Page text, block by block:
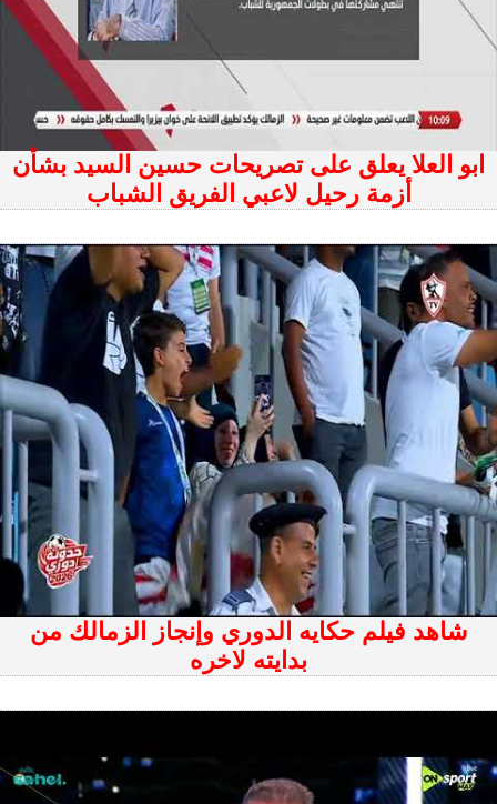
ابو العلا يعلق على تصريحات حسين السيد بشأن
أزمة رحيل لاعبي الفريق الشباب
شاهد فيلم حكايه الدوري وإنجاز الزمالك من
بدايته لاخره